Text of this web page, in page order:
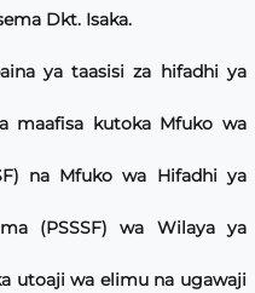
Dkt. Isaka.
ya taasisi za hifadhi ya
maafisa kutoka Mfuko wa
na Mfuko wa Hifadhi ya
(PSSSF) wa Wilaya ya
utoaji wa elimu na ugawaji